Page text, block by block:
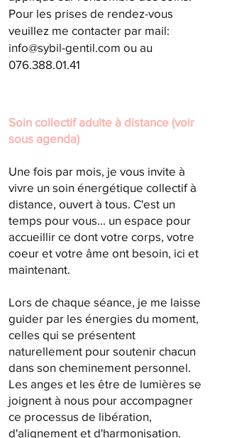
Pour les prises de rendez-vous
veuillez me contacter par mail:
info@sybil-gentil.com ou au
076.388.01.41
Soin collectif adulte à distance (voir
sous agenda)
Une fois par mois, je vous invite à
vivre un soin énergétique collectif à
distance, ouvert à tous. C'est un
temps pour vous... un espace pour
accueillir ce dont votre corps, votre
coeur et votre âme ont besoin, ici et
maintenant.
Lors de chaque séance, je me laisse
guider par les énergies du moment,
celles qui se présentent
naturellement pour soutenir chacun
dans son cheminement personnel.
Les anges et les être de lumières se
joignent à nous pour accompagner
ce processus de libération,
d'alignement et d'harmonisation.